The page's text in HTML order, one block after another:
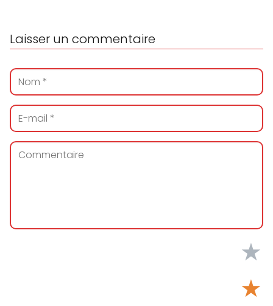
Laisser un commentaire
★
★